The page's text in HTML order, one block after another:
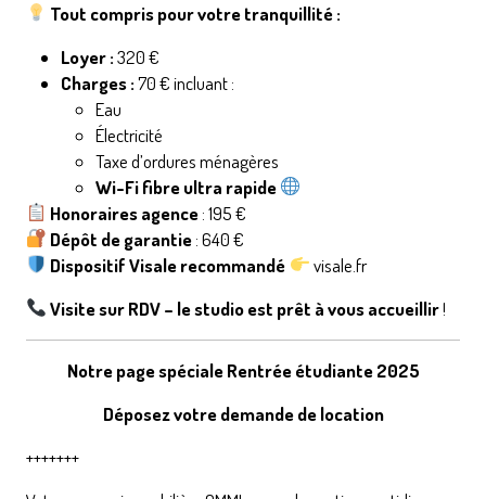
Tout compris pour votre tranquillité :
Loyer :320 €
Charges :70 € incluant :
Eau
Électricité
Taxe d’ordures ménagères
Wi-Fi fibre ultra rapide
Honoraires agence: 195 €
Dépôt de garantie: 640 €
Dispositif Visale recommandé
visale.fr
Visite sur RDV – le studio est prêt à vous accueillir!
Notre page spéciale Rentrée étudiante 2025
Déposez votre demande de location
+++++++